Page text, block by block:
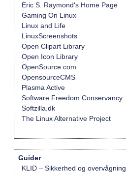
Eric S. Raymond's Home Page
Gaming On Linux
Linux and Life
LinuxScreenshots
Open Clipart Library
Open Icon Library
OpenSource.com
OpensourceCMS
Plasma Active
Software Freedom Conservancy
Softzilla.dk
The Linux Alternative Project
Guider
KLID – Sikkerhed og overvågning